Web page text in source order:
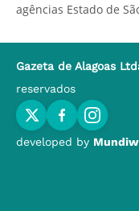
agências Estado de
Gazeta de Alagoas
reservados
developed by